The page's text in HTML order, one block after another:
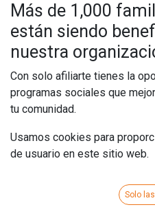
Más de 1,000
están siendo
nuestra
Con solo afiliarte tienes la
programas sociales que
tu comunidad.
AFÍLIATE
Usamos cookies para
de usuario en este sitio web.
Solo